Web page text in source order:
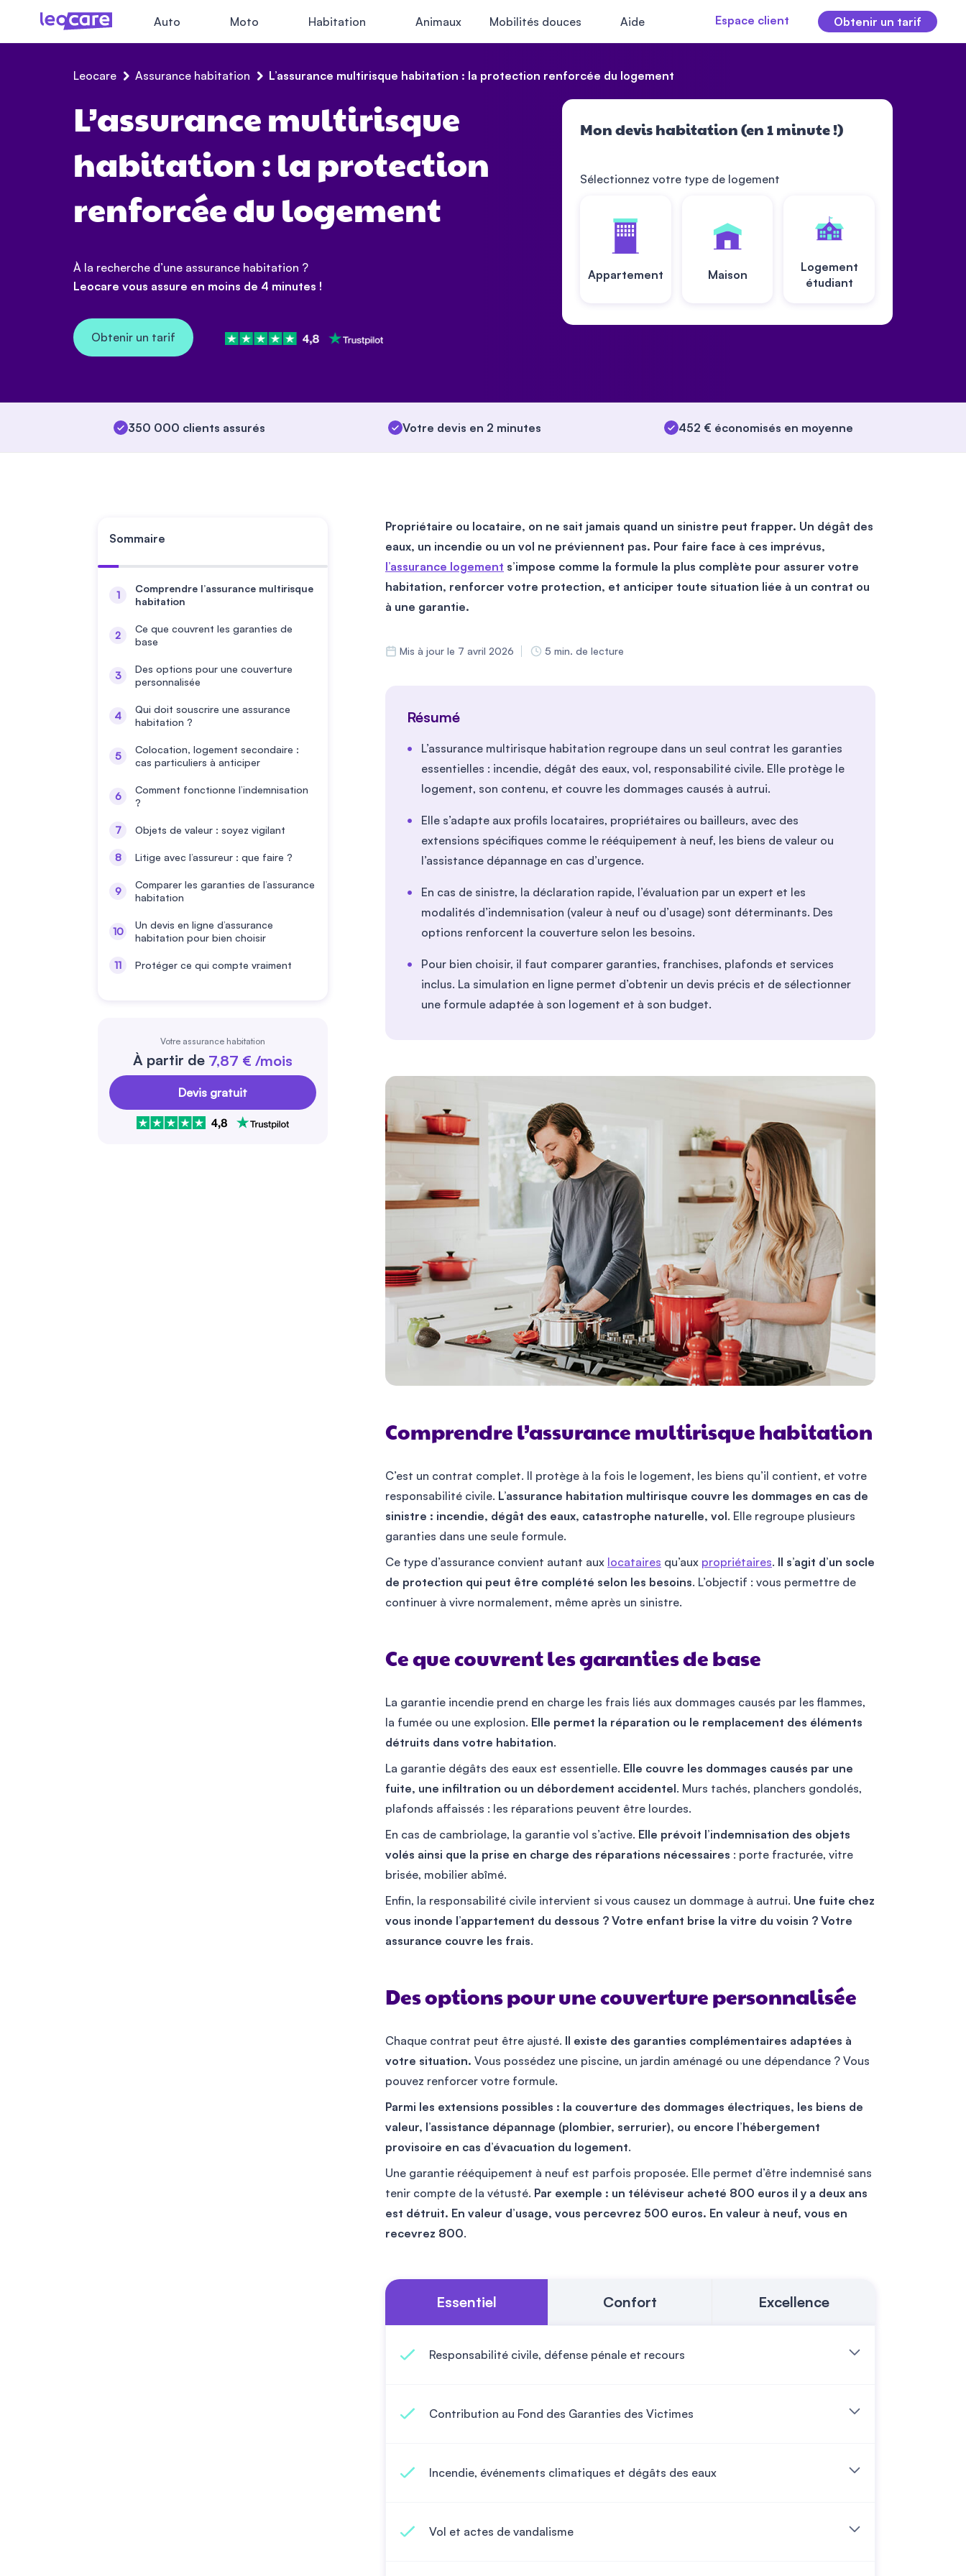
Auto Moto Habitation Animaux Mobilités douces Aide Espace client Obtenir un tarif
Leocare Assurance habitation L’assurance multirisque habitation : la protection renforcée du logement
L’assurance multirisque
habitation : la protection
renforcée du logement
À la recherche d’une assurance habitation ?
Leocare vous assure en moins de 4 minutes !
Obtenir un tarif
Mon devis habitation (en 1 minute !)
Sélectionnez votre type de logement
Appartement Maison
Logement
étudiant
350 000 clients assurés Votre devis en 2 minutes 452 € économisés en moyenne
Sommaire
Comprendre l’assurance multirisque
habitation
Ce que couvrent les garanties de
base
Des options pour une couverture
personnalisée
Qui doit souscrire une assurance
habitation ?
Colocation, logement secondaire :
cas particuliers à anticiper
Comment fonctionne l’indemnisation
?
Objets de valeur : soyez vigilant
Litige avec l’assureur : que faire ?
Comparer les garanties de l’assurance
habitation
Un devis en ligne d’assurance
habitation pour bien choisir
Protéger ce qui compte vraiment
Votre assurance habitation
À partir de 7,87 € /mois
Devis gratuit
Propriétaire ou locataire, on ne sait jamais quand un sinistre peut frapper. Un dégât des
eaux, un incendie ou un vol ne préviennent pas. Pour faire face à ces imprévus,
l’assurance logement s’impose comme la formule la plus complète pour assurer votre
habitation, renforcer votre protection, et anticiper toute situation liée à un contrat ou
à une garantie.
Mis à jour le 7 avril 2026 5 min. de lecture
Résumé
L’assurance multirisque habitation regroupe dans un seul contrat les garanties
essentielles : incendie, dégât des eaux, vol, responsabilité civile. Elle protège le
logement, son contenu, et couvre les dommages causés à autrui.
Elle s’adapte aux profils locataires, propriétaires ou bailleurs, avec des
extensions spécifiques comme le rééquipement à neuf, les biens de valeur ou
l’assistance dépannage en cas d’urgence.
En cas de sinistre, la déclaration rapide, l’évaluation par un expert et les
modalités d’indemnisation (valeur à neuf ou d’usage) sont déterminants. Des
options renforcent la couverture selon les besoins.
Pour bien choisir, il faut comparer garanties, franchises, plafonds et services
inclus. La simulation en ligne permet d’obtenir un devis précis et de sélectionner
une formule adaptée à son logement et à son budget.
Comprendre l’assurance multirisque habitation
C’est un contrat complet. Il protège à la fois le logement, les biens qu’il contient, et votre
responsabilité civile. L’assurance habitation multirisque couvre les dommages en cas de
sinistre : incendie, dégât des eaux, catastrophe naturelle, vol. Elle regroupe plusieurs
garanties dans une seule formule.
Ce type d’assurance convient autant aux locataires qu’aux propriétaires. Il s’agit d’un socle
de protection qui peut être complété selon les besoins. L’objectif : vous permettre de
continuer à vivre normalement, même après un sinistre.
Ce que couvrent les garanties de base
La garantie incendie prend en charge les frais liés aux dommages causés par les flammes,
la fumée ou une explosion. Elle permet la réparation ou le remplacement des éléments
détruits dans votre habitation.
La garantie dégâts des eaux est essentielle. Elle couvre les dommages causés par une
fuite, une infiltration ou un débordement accidentel. Murs tachés, planchers gondolés,
plafonds affaissés : les réparations peuvent être lourdes.
En cas de cambriolage, la garantie vol s’active. Elle prévoit l’indemnisation des objets
volés ainsi que la prise en charge des réparations nécessaires : porte fracturée, vitre
brisée, mobilier abîmé.
Enfin, la responsabilité civile intervient si vous causez un dommage à autrui. Une fuite chez
vous inonde l’appartement du dessous ? Votre enfant brise la vitre du voisin ? Votre
assurance couvre les frais.
Des options pour une couverture personnalisée
Chaque contrat peut être ajusté. Il existe des garanties complémentaires adaptées à
votre situation. Vous possédez une piscine, un jardin aménagé ou une dépendance ? Vous
pouvez renforcer votre formule.
Parmi les extensions possibles : la couverture des dommages électriques, les biens de
valeur, l’assistance dépannage (plombier, serrurier), ou encore l’hébergement
provisoire en cas d’évacuation du logement.
Une garantie rééquipement à neuf est parfois proposée. Elle permet d’être indemnisé sans
tenir compte de la vétusté. Par exemple : un téléviseur acheté 800 euros il y a deux ans
est détruit. En valeur d’usage, vous percevrez 500 euros. En valeur à neuf, vous en
recevrez 800.
Essentiel Confort Excellence
Responsabilité civile, défense pénale et recours
Contribution au Fond des Garanties des Victimes
Incendie, événements climatiques et dégâts des eaux
Vol et actes de vandalisme